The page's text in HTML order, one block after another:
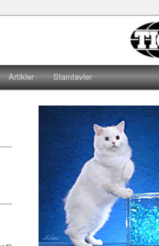
Artikler Stamtavler